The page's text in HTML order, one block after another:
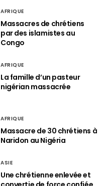
AFRIQUE
Massacres de chrétiens
par des islamistes au
Congo
AFRIQUE
La famille d’un pasteur
nigérian massacrée
AFRIQUE
Massacre de 30 chrétiens à
Naridon au Nigéria
ASIE
Une chrétienne enlevée et